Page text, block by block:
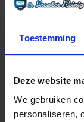
Toestemming
Deze website
We gebruiken
personaliseren,
Kleur: Zwart,